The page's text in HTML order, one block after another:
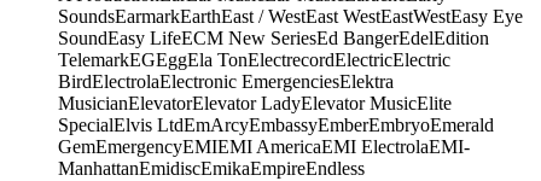
SoundsEarmarkEarthEast / WestEast WestEastWestEasy Eye
SoundEasy LifeECM New SeriesEd BangerEdelEdition
TelemarkEGEggEla TonElectrecordElectricElectric
BirdElectrolaElectronic EmergenciesElektra
MusicianElevatorElevator LadyElevator MusicElite
SpecialElvis LtdEmArcyEmbassyEmberEmbryoEmerald
GemEmergencyEMIEMI AmericaEMI ElectrolaEMI-
ManhattanEmidiscEmikaEmpireEndless